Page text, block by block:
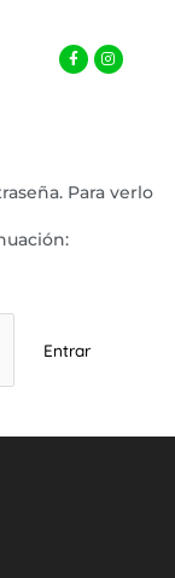
Facebook-
f
Instagram
Para verlo